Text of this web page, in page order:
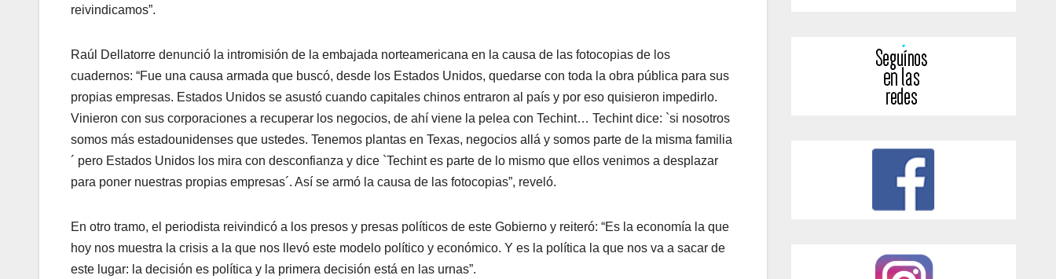
reivindicamos”.
Raúl Dellatorre denunció la intromisión de la embajada norteamericana en la causa de las fotocopias de los
cuadernos: “Fue una causa armada que buscó, desde los Estados Unidos, quedarse con toda la obra pública para sus
propias empresas. Estados Unidos se asustó cuando capitales chinos entraron al país y por eso quisieron impedirlo.
Vinieron con sus corporaciones a recuperar los negocios, de ahí viene la pelea con Techint… Techint dice: `si nosotros
somos más estadounidenses que ustedes. Tenemos plantas en Texas, negocios allá y somos parte de la misma familia
´ pero Estados Unidos los mira con desconfianza y dice `Techint es parte de lo mismo que ellos venimos a desplazar
para poner nuestras propias empresas´. Así se armó la causa de las fotocopias”, reveló.
En otro tramo, el periodista reivindicó a los presos y presas políticos de este Gobierno y reiteró: “Es la economía la que
hoy nos muestra la crisis a la que nos llevó este modelo político y económico. Y es la política la que nos va a sacar de
este lugar: la decisión es política y la primera decisión está en las urnas”.